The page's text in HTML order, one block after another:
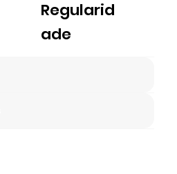
Regularid
ade